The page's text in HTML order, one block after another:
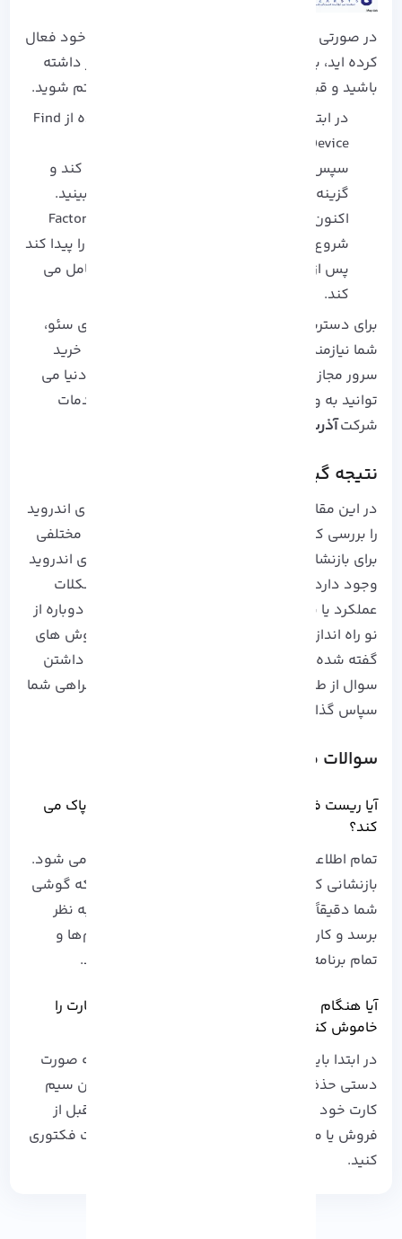
در صورتی که احراز هویت دو مرحله ای را در تلفن خود فعال
کرده اید، باید یک تلفن پشتیبان یا کد پشتیبان نیز داشته
باشید و قبل از فرآیند بازنشانی کارخانه وارد سیستم شوید.
در ابتدا برای پاک کردن گوشی خود با استفاده از Find
My Device، به android.com/find بروید.
سپس Google سعی تلفن شما را جستجو می کند و
گزینه‌ای را در زیر برای پاک کردن دستگاه می‌بینید.
اکنون بر روی آن کلیک کنید تا فرآیند Factory Reset
شروع شود. اگر Google نتواند مکان گوشی را پیدا کند
پس از یافتن گوشی، فرآیند پاک کردن آن را کامل می
کند.
برای دسترسی بدون محدودیت و آسان به ابزار های سئو،
شما نیازمند
خواهید بود. برای خرید
سرور مجازی ویندوز با لوکیشن دلخواه از سرتاسر دنیا می
توانید به وب سایت آذرسیس مراجعه کرده و از خدمات
شرکتآذرسیس
نتیجه گیری
در این مقاله آموزش ریست فکتوری در گوشی های اندروید
را بررسی کردیم. همانطور که می دانید روش های مختلفی
برای بازنشانی کارخانه یا ریست فکتوری گوشی های اندروید
وجود دارد. چه بخواهید تلفن خود را برای رفع مشکلات
عملکرد یا نرم افزار پاکسازی کنید یا گوشی خود را دوباره از
نو راه اندازی کنید، می توانید به راحتی با یکی از روش های
گفته شده مراحل ریست را انجام دهید. در صورت داشتن
سوال از طریق فرم زیر با ما در ارتباط باشید، از همراهی شما
سپاس گذاریم.
سوالات متداول
آیا ریست فکتوری گوشی اندروید همه اطلاعات را پاک می
کند؟
تمام اطلاعات شخصی و داده ها از تلفن شما پاک می شود.
بازنشانی کارخانه‌ گوشی اندرویدی باعث می‌شود که گوشی
شما دقیقاً مانند زمانی که آن را خریداری کرده‌اید به نظر
برسد و کار کند. همچنین مخاطبین، عکس‌ها، پیام‌ها و
تمام برنامه‌های نصب شده شما حذف خواهند شد.
آیا هنگام تنظیم مجدد کارخانه در اندروید سیم کارت را
خاموش کنیم؟
در ابتدا باید هر حسابی را که با آن وارد شده اید به صورت
دستی حذف کنید. سپس کارت MicroSD و همچنین سیم
کارت خود را از دستگاه خارج کنید. توجه کنید که قبل از
فروش یا معامله گوشی اندرویدی حتما آن را ریست فکتوری
کنید.